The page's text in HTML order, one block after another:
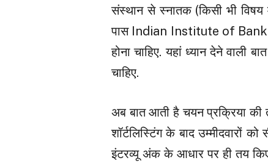
संस्थान से स्नातक (किसी भी विषय
पास Indian Institute of
होना चाहिए. यहां ध्यान देने वाली
चाहिए.
अब बात आती है चयन प्रक्रिया की
शॉर्टलिस्टिंग के बाद उम्मीदवारों
इंटरव्यू अंक के आधार पर ही तय